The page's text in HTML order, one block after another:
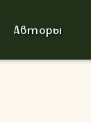
Авторы